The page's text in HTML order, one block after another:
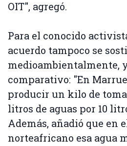
OIT", agregó.
Para el conocido
acuerdo tampoco se
medioambientalmente,
comparativo: "En
producir un kilo de
litros de aguas por 10
Además, añadió que en
norteafricano esa agua